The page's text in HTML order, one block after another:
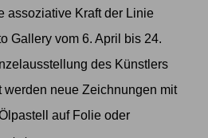
assoziative Kraft der Linie
Gallery vom 6. April bis 24.
des Künstlers
werden neue Zeichnungen mit
auf Folie oder